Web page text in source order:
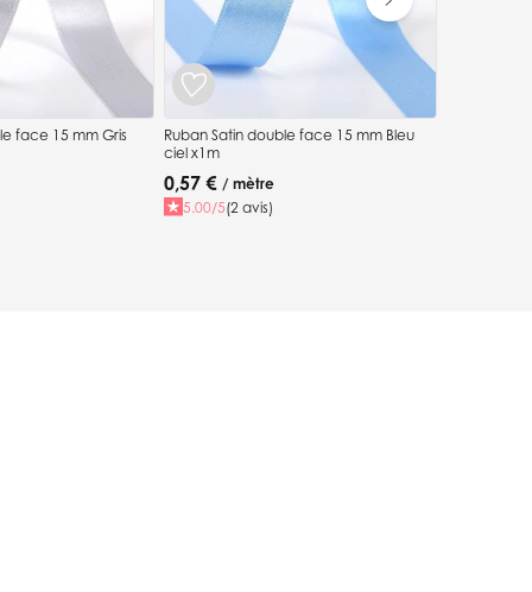
face 15 mm Gris
Ruban Satin double face 15 mm Bleu
ciel x1m
0,57 € / mètre
5.00/5(2 avis)